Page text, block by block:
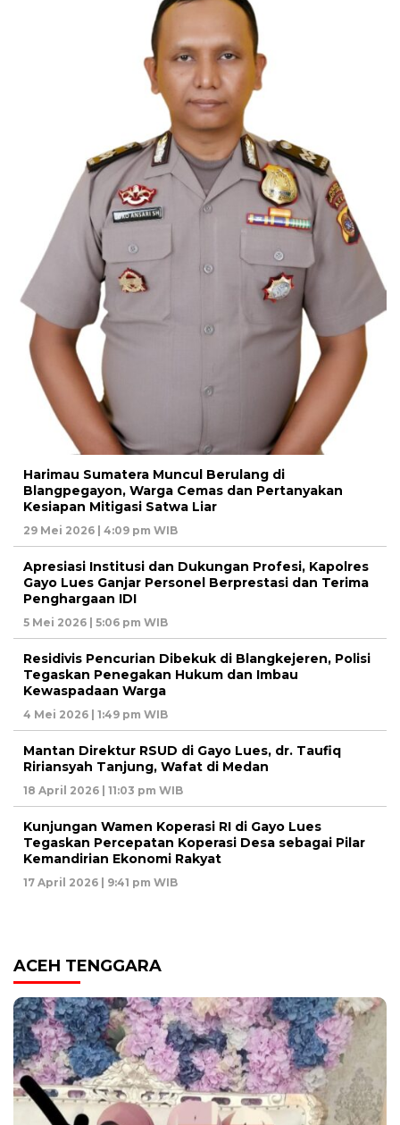
Harimau Sumatera Muncul Berulang di
Blangpegayon, Warga Cemas dan Pertanyakan
Kesiapan Mitigasi Satwa Liar
29 Mei 2026 | 4:09 pm WIB
Apresiasi Institusi dan Dukungan Profesi, Kapolres
Gayo Lues Ganjar Personel Berprestasi dan Terima
Penghargaan IDI
5 Mei 2026 | 5:06 pm WIB
Residivis Pencurian Dibekuk di Blangkejeren, Polisi
Tegaskan Penegakan Hukum dan Imbau
Kewaspadaan Warga
4 Mei 2026 | 1:49 pm WIB
Mantan Direktur RSUD di Gayo Lues, dr. Taufiq
Ririansyah Tanjung, Wafat di Medan
18 April 2026 | 11:03 pm WIB
Kunjungan Wamen Koperasi RI di Gayo Lues
Tegaskan Percepatan Koperasi Desa sebagai Pilar
Kemandirian Ekonomi Rakyat
17 April 2026 | 9:41 pm WIB
ACEH TENGGARA